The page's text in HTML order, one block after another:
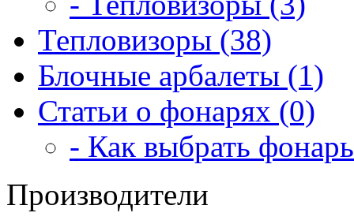
Тепловизоры (38)
Блочные арбалеты (1)
Статьи о фонарях (0)
- Как выбрать
Производители